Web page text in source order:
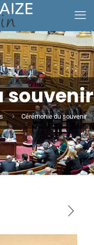
souvenir
Cérémonie du souvenir